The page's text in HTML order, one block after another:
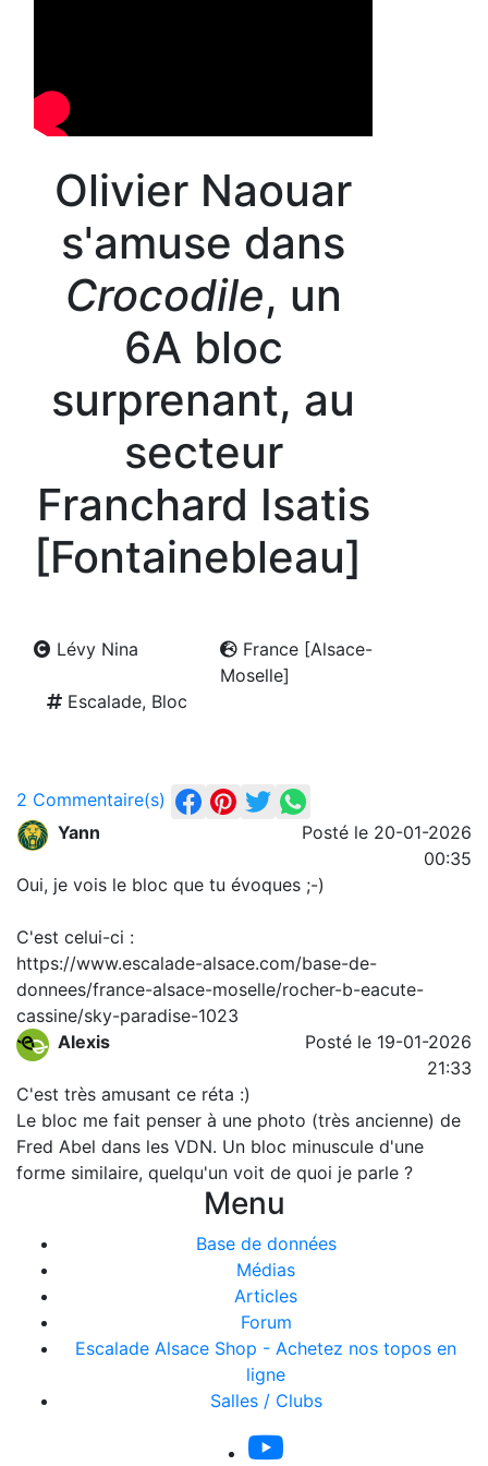
Olivier Naouar
s'amuse dans
Crocodile, un
6A bloc
surprenant, au
secteur
Franchard Isatis
[Fontainebleau]
Lévy Nina
France [Alsace-
Moselle]
Escalade, Bloc
2 Commentaire(s)
Yann
Posté le 20-01-2026
00:35
Oui, je vois le bloc que tu évoques ;-)
C'est celui-ci :
https://www.escalade-alsace.com/base-de-
donnees/france-alsace-moselle/rocher-b-eacute-
cassine/sky-paradise-1023
Alexis
Posté le 19-01-2026
21:33
C'est très amusant ce réta :)
Le bloc me fait penser à une photo (très ancienne) de
Fred Abel dans les VDN. Un bloc minuscule d'une
forme similaire, quelqu'un voit de quoi je parle ?
Menu
Base de données
Médias
Articles
Forum
Escalade Alsace Shop - Achetez nos topos en
ligne
Salles / Clubs